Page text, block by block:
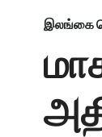
இலங்கை